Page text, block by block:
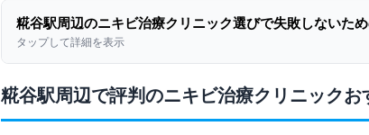
糀谷駅周辺のニキビ治療クリニック選びで失敗しないた
タップして詳細を表示
糀谷駅周辺で評判のニキビ治療クリニックお